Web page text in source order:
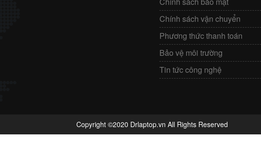
Chính sách vận chuyển
Phương thức thanh toán
Bảo vệ môi trường
Tin tức công nghệ
Copyright ©2020 Drlaptop.vn All Rights Reserved